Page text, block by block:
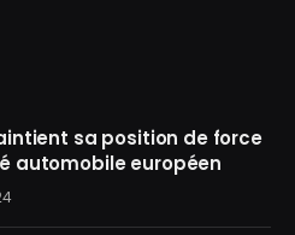
sa position de force
automobile européen